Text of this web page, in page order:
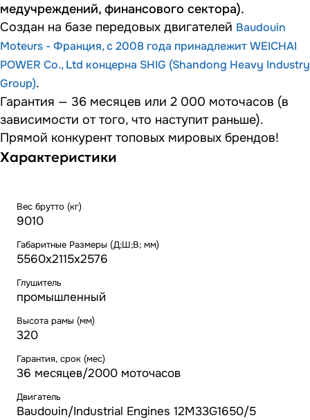
медучреждений, финансового сектора).
Создан на базе передовых двигателей Baudouin
Moteurs - Франция, с 2008 года принадлежит WEICHAI
POWER Co., Ltd концерна SHIG (Shandong Heavy Industry
Group).
Гарантия — 36 месяцев или 2 000 моточасов (в
зависимости от того, что наступит раньше).
Прямой конкурент топовых мировых брендов!
Характеристики
Вес брутто (кг)
9010
Габаритные Размеры (Д;Ш;В; мм)
5560x2115x2576
Глушитель
промышленный
Высота рамы (мм)
320
Гарантия, срок (мес)
36 месяцев/2000 моточасов
Двигатель
Baudouin/Industrial Engines 12M33G1650/5